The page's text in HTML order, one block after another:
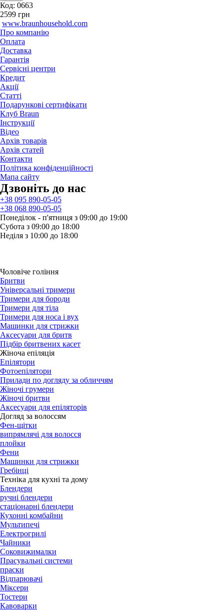
Код: 0663
2599 грн
www.braunhousehold.com
Про компанію
Оплата
Доставка
Гарантія
Сервісні центри
Кредит
Акції
Статті
Подарункові сертифікати
Клуб Braun
Iнструкції
Відео
Архів товарів
Архів статей
Контакти
Політика конфіденційності
Мапа сайту
Дзвонiть до нас
+38 095 890-05-05
+38 068 890-05-05
Понеділок - п'ятниця з 09:00 до 19:00
Субота з 09:00 до 18:00
Неділя з 10:00 до 18:00
Чоловіче гоління
Бритви
Універсальні тримери
Тримери для бороди
Тримери для тіла
Тримери для носа і вух
Машинки для стрижки
Аксесуари для бритв
Підбір бритвених касет
Жіноча епіляція
Епілятори
Фотоепілятори
Прилади по догляду за обличчям
Жіночі грумери
Жіночі бритви
Аксесуари для епіляторів
Догляд за волоссям
Фен-щітки
випрямлячі для волосся
плойки
Фени
Машинки для стрижки
Гребінці
Техніка для кухні та дому
Блендери
ручні блендери
стаціонарні блендери
Кухонні комбайни
Мультипечі
Електрогрилі
Чайники
Соковижималки
Прасувальні системи
праски
Відпарювачі
Міксери
Тостери
Кавоварки